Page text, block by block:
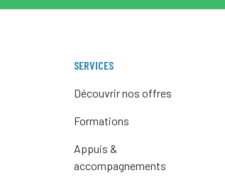
SERVICES
Découvrir nos offres
Formations
Appuis &
accompagnements